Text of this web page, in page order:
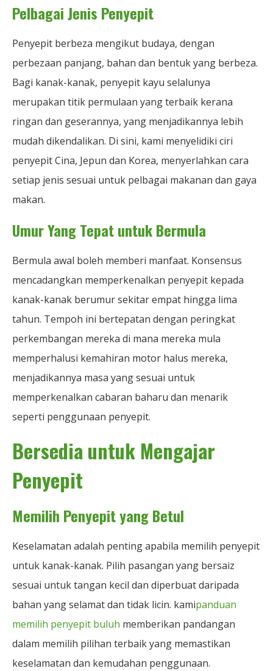
Pelbagai Jenis Penyepit
Penyepit berbeza mengikut budaya, dengan
perbezaan panjang, bahan dan bentuk yang berbeza.
Bagi kanak-kanak, penyepit kayu selalunya
merupakan titik permulaan yang terbaik kerana
ringan dan geserannya, yang menjadikannya lebih
mudah dikendalikan. Di sini, kami menyelidiki ciri
penyepit Cina, Jepun dan Korea, menyerlahkan cara
setiap jenis sesuai untuk pelbagai makanan dan gaya
makan.
Umur Yang Tepat untuk Bermula
Bermula awal boleh memberi manfaat. Konsensus
mencadangkan memperkenalkan penyepit kepada
kanak-kanak berumur sekitar empat hingga lima
tahun. Tempoh ini bertepatan dengan peringkat
perkembangan mereka di mana mereka mula
memperhalusi kemahiran motor halus mereka,
menjadikannya masa yang sesuai untuk
memperkenalkan cabaran baharu dan menarik
seperti penggunaan penyepit.
Bersedia untuk Mengajar
Penyepit
Memilih Penyepit yang Betul
Keselamatan adalah penting apabila memilih penyepit
untuk kanak-kanak. Pilih pasangan yang bersaiz
sesuai untuk tangan kecil dan diperbuat daripada
bahan yang selamat dan tidak licin. kamipanduan
memilih penyepit buluh memberikan pandangan
dalam memilih pilihan terbaik yang memastikan
keselamatan dan kemudahan penggunaan.